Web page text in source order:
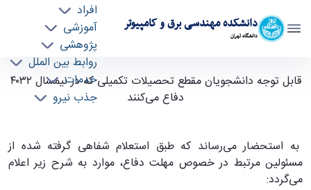
دانشکده مهندسی برق و کامپیوتر
دانشگاه تهران
افراد
آموزشی
پژوهشی
روابط بین الملل
خدمات
جذب نیرو
قابل توجه دانشجویان مقطع تحصیلات تکمیلی که
در نیمسال ۴۰۳۲ دفاع می‌کنند - ece- دانشکده
قابل توجه دانشجویان مقطع تحصیلات تکمیلی که در نیمسال ۴۰۳۲
دفاع می‌کنند
به استحضار می‌رساند که طبق استعلام شفاهی گرفته شده از
مسئولین مرتبط در خصوص مهلت دفاع، موارد به شرح زیر اعلام
می‌گردد: